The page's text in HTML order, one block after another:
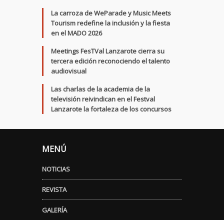
La carroza de WeParade y Music Meets
Tourism redefine la inclusión y la fiesta
en el MADO 2026
Meetings FesTVal Lanzarote cierra su
tercera edición reconociendo el talento
audiovisual
Las charlas de la academia de la
televisión reivindican en el Festval
Lanzarote la fortaleza de los concursos
MENÚ
NOTICIAS
REVISTA
GALERÍA